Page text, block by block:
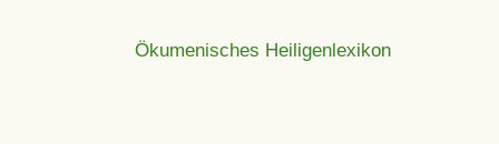
Ökumenisches Heiligenlexikon